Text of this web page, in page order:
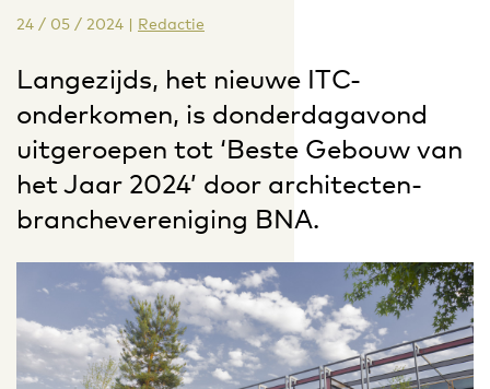
24 / 05 / 2024 | Redactie
Langezijds, het nieuwe ITC-
onderkomen, is donderdagavond
uitgeroepen tot ‘Beste Gebouw van
het Jaar 2024’ door architecten-
branchevereniging BNA.